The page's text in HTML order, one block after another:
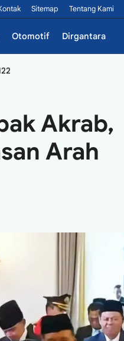
Sitemap Tentang Kami
Otomotif Dirgantara
Akrab,
Arah